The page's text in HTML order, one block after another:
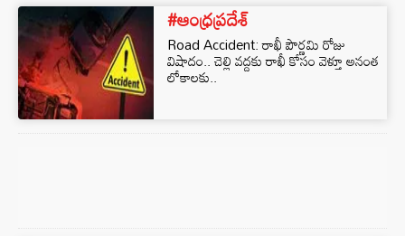
#ఆంధ్రప్రదేశ్
Road Accident: రాఖీ పౌర్ణమి రోజు
విషాదం.. చెల్లి వద్దకు రాఖీ కోసం వెళ్తూ అనంత
లోకాలకు..